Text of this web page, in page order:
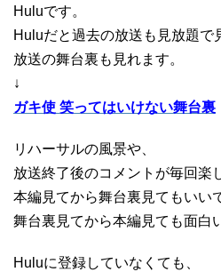
Huluです。
Huluだと過去の放送も見放題で
放送の舞台裏も見れます。
↓
ガキ使 笑ってはいけない舞台裏
リハーサルの風景や、
放送終了後のコメントが毎回楽
本編見てから舞台裏見てもいい
舞台裏見てから本編見ても面白
Huluに登録していなくても、